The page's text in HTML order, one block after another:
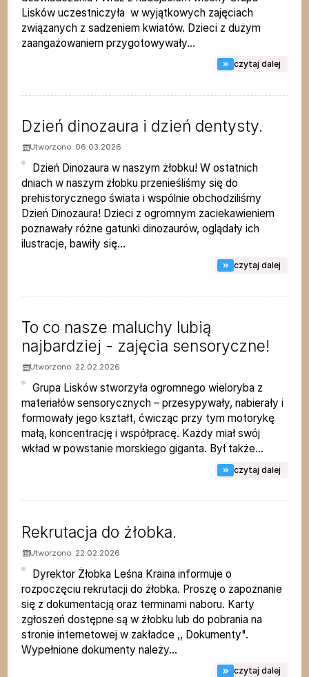
Lisków uczestniczyła w wyjątkowych zajęciach
związanych z sadzeniem kwiatów. Dzieci z dużym
zaangażowaniem przygotowywały...
czytaj dalej
Dzień dinozaura i dzień dentysty.
Utworzono: 06.03.2026
Dzień Dinozaura w naszym żłobku! W ostatnich
dniach w naszym żłobku przenieśliśmy się do
prehistorycznego świata i wspólnie obchodziliśmy
Dzień Dinozaura! Dzieci z ogromnym zaciekawieniem
poznawały różne gatunki dinozaurów, oglądały ich
ilustracje, bawiły się...
czytaj dalej
To co nasze maluchy lubią
najbardziej - zajęcia sensoryczne!
Utworzono: 22.02.2026
Grupa Lisków stworzyła ogromnego wieloryba z
materiałów sensorycznych – przesypywały, nabierały i
formowały jego kształt, ćwicząc przy tym motorykę
małą, koncentrację i współpracę. Każdy miał swój
wkład w powstanie morskiego giganta. Był także...
czytaj dalej
Rekrutacja do żłobka.
Utworzono: 22.02.2026
Dyrektor Żłobka Leśna Kraina informuje o
rozpoczęciu rekrutacji do żłobka. Proszę o zapoznanie
się z dokumentacją oraz terminami naboru. Karty
zgłoszeń dostępne są w żłobku lub do pobrania na
stronie internetowej w zakładce ,, Dokumenty".
Wypełnione dokumenty należy...
czytaj dalej